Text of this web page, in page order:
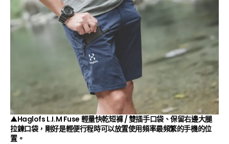
▲Haglofs L.I.M Fuse 輕量快乾短褲 / 雙插手口袋、保留右邊大腿
拉鍊口袋，剛好是輕便行程時可以放置使用頻率最頻繁的手機的位
置。